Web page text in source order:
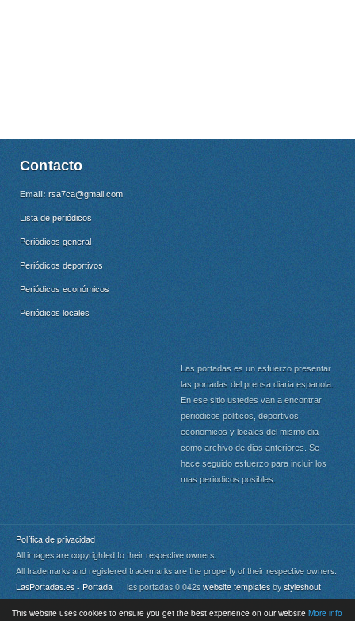
This website uses cookies to ensure you get the best experience on our website More info
Contacto
Email: rsa7ca@gmail.com
Lista de periódicos
Periódicos general
Periódicos deportivos
Periódicos económicos
Periódicos locales
Las portadas es un esfuerzo presentar
las portadas del prensa diaria espanola.
En ese sitio ustedes van a encontrar
periodicos politicos, deportivos,
economicos y locales del mismo dia
como archivo de dias anteriores. Se
hace seguido esfuerzo para incluir los
mas periodicos posibles.
Política de privacidad
All images are copyrighted to their respective owners.
All trademarks and registered trademarks are the property of their respective owners.
LasPortadas.es - Portada las portadas 0.042s website templates by styleshout